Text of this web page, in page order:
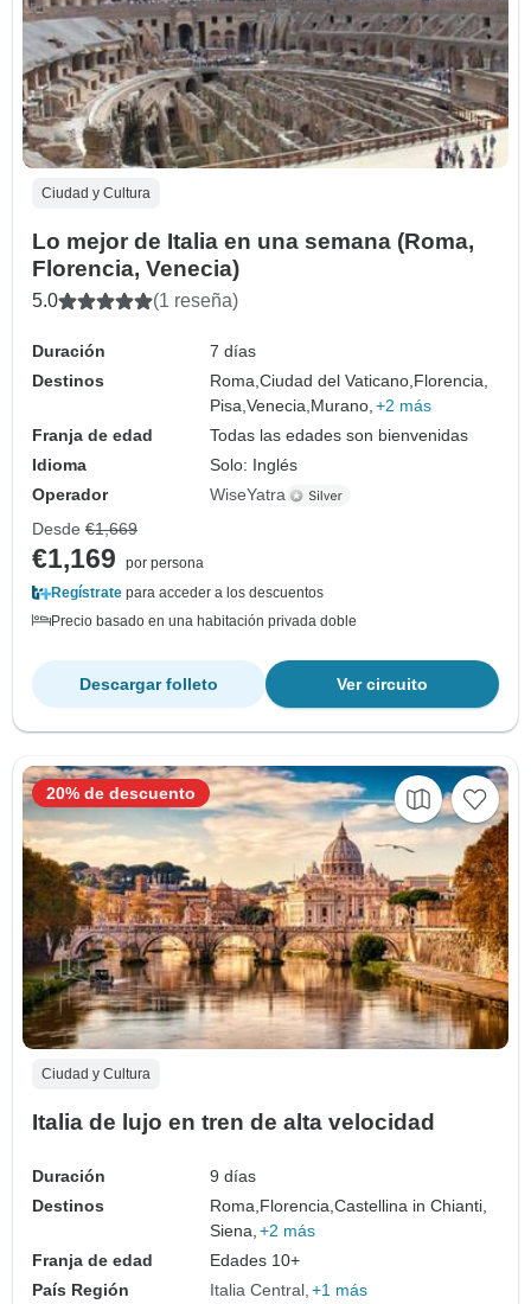
Ciudad y Cultura
Lo mejor de Italia en una semana (Roma,
Florencia, Venecia)
5.0 (1 reseña)
Duración
7 días
Destinos
Roma,Ciudad del Vaticano,Florencia,
Pisa,Venecia,Murano, +2 más
Franja de edad
Todas las edades son bienvenidas
Idioma
Solo: Inglés
Operador
WiseYatra
Desde €1,669
€1,169
por persona
Regístrate para acceder a los descuentos
Precio basado en una habitación privada doble
Ver circuito
Descargar folleto
Ciudad y Cultura
Italia de lujo en tren de alta velocidad
Duración
9 días
Destinos
Roma,Florencia,Castellina in Chianti,
Siena, +2 más
Franja de edad
Edades 10+
País Región
Italia Central +1 más
20% de descuento